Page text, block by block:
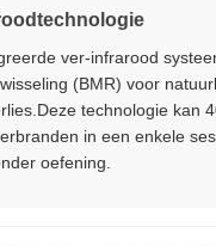
ver-infrarood
(BMR) voor
technologie kan
in een enkele
oefening.